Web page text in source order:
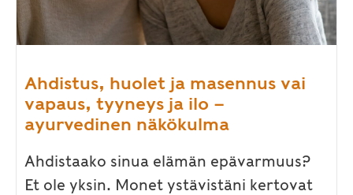
Ahdistus, huolet ja masennus vai
vapaus, tyyneys ja ilo –
ayurvedinen näkökulma
Ahdistaako sinua elämän epävarmuus?
Et ole yksin. Monet ystävistäni kertovat